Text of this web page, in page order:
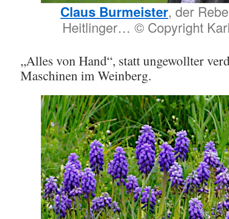
Claus Burmeister, der
Heitlinger… © Copyright
„Alles von Hand“, statt ungewollter
Maschinen im Weinberg.